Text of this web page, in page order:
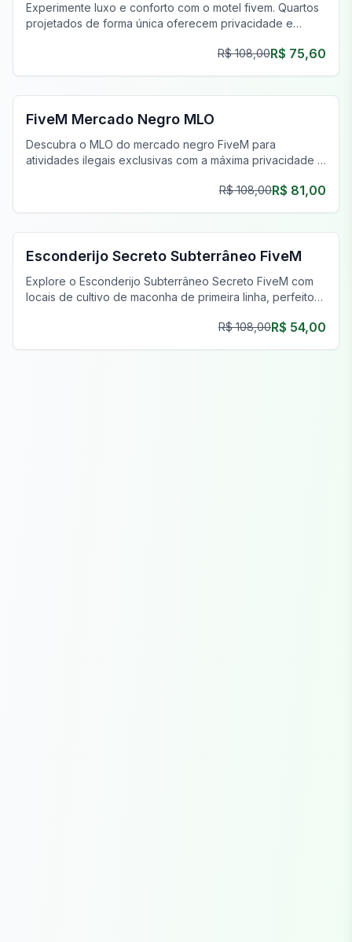
Experimente luxo e conforto com o motel fivem. Quartos
projetados de forma única oferecem privacidade e
R$ 108,00R$ 75,60
FiveM Drogas MLO
FiveM Mercado Negro MLO
Descubra o MLO do mercado negro FiveM para
atividades ilegais exclusivas com a máxima privacidade e
R$ 108,00R$ 81,00
FiveM Gangue MLO
Esconderijo Secreto Subterrâneo FiveM
Explore o Esconderijo Subterrâneo Secreto FiveM com
locais de cultivo de maconha de primeira linha, perfeitos
R$ 108,00R$ 54,00